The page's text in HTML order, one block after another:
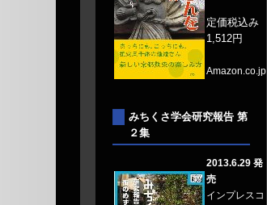
定価税込み
1,512円
Amazon.co.jp
みちくさ学会研究報告 第
２集
2013.6.29 発
売
インプレスコ